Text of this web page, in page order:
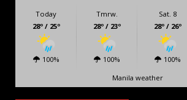
Today
28º / 25º
100%
Tmrw.
28º / 23º
100%
Sat. 8
28º / 26º
100%
Manila weather